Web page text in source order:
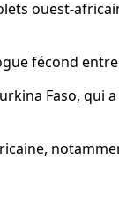
ouest-
fécond
Faso, qui